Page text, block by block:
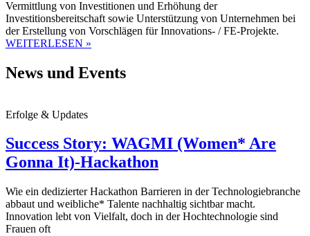
Vermittlung von Investitionen und Erhöhung der
Investitionsbereitschaft sowie Unterstützung von Unternehmen bei
der Erstellung von Vorschlägen für Innovations- / FE-Projekte.
WEITERLESEN »
News und Events
Erfolge & Updates
Success Story: WAGMI (Women* Are
Gonna It)-Hackathon
Wie ein dedizierter Hackathon Barrieren in der Technologiebranche
abbaut und weibliche* Talente nachhaltig sichtbar macht.
Innovation lebt von Vielfalt, doch in der Hochtechnologie sind
Frauen oft